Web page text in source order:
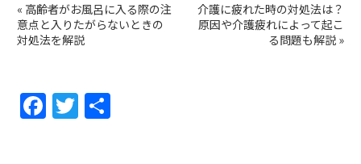
« 高齢者がお風呂に入る際の注
意点と入りたがらないときの
対処法を解説
介護に疲れた時の対処法は？
原因や介護疲れによって起こ
る問題も解説 »
F T